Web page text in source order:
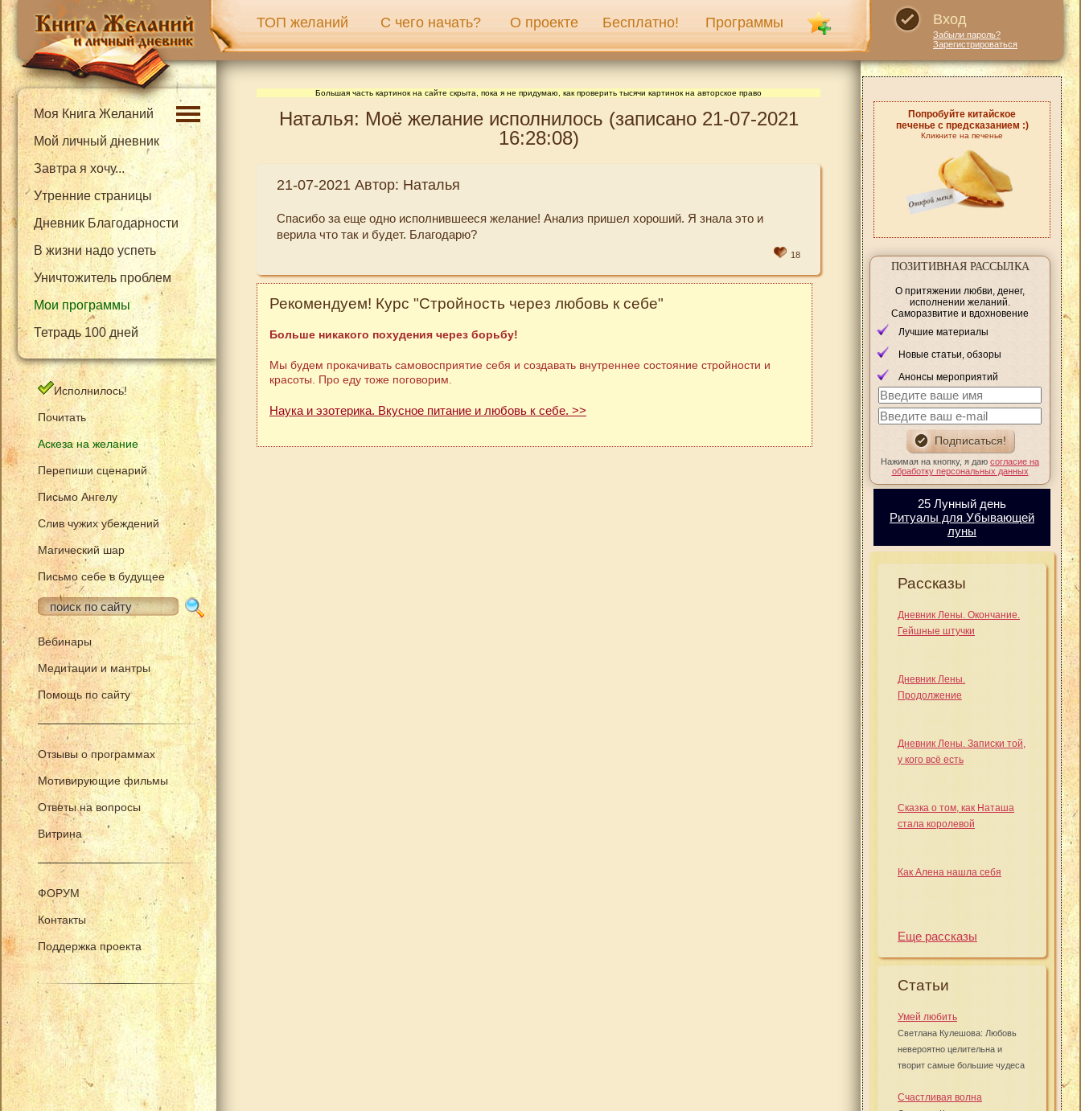
ТОП желаний С чего начать? О проекте Бесплатно! Программы Вход
Забыли пароль?
Зарегистрироваться
Моя Книга Желаний
Мой личный дневник
Завтра я хочу...
Утренние страницы
Дневник Благодарности
В жизни надо успеть
Уничтожитель проблем
Мои программы
Тетрадь 100 дней
Исполнилось!
Почитать
Аскеза на желание
Перепиши сценарий
Письмо Ангелу
Слив чужих убеждений
Магический шар
Письмо себе в будущее
Вебинары
Медитации и мантры
Помощь по сайту
Отзывы о программах
Мотивирующие фильмы
Ответы на вопросы
Витрина
ФОРУМ
Контакты
Поддержка проекта
Большая часть картинок на сайте скрыта, пока я не придумаю, как проверить тысячи картинок на авторское право
Наталья: Моё желание исполнилось (записано 21-07-2021
16:28:08)
21-07-2021 Автор: Наталья
Спасибо за еще одно исполнившееся желание! Анализ пришел хороший. Я знала это и
верила что так и будет. Благодарю?
18
Рекомендуем! Курс "Стройность через любовь к себе"
Больше никакого похудения через борьбу!
Мы будем прокачивать самовосприятие себя и создавать внутреннее состояние стройности и
красоты. Про еду тоже поговорим.
Наука и эзотерика. Вкусное питание и любовь к себе. >>
Попробуйте китайское
печенье с предсказанием :)
Кликните на печенье
ПОЗИТИВНАЯ РАССЫЛКА
О притяжении любви, денег,
исполнении желаний.
Саморазвитие и вдохновение
Лучшие материалы
Новые статьи, обзоры
Анонсы мероприятий
Нажимая на кнопку, я даю согласие на
обработку персональных данных
25 Лунный день
Ритуалы для Убывающей
луны
Рассказы
Дневник Лены. Окончание.
Гейшные штучки
Дневник Лены.
Продолжение
Дневник Лены. Записки той,
у кого всё есть
Сказка о том, как Наташа
стала королевой
Как Алена нашла себя
Еще рассказы
Статьи
Умей любить
Светлана Кулешова: Любовь
невероятно целительна и
творит самые большие чудеса
Счастливая волна